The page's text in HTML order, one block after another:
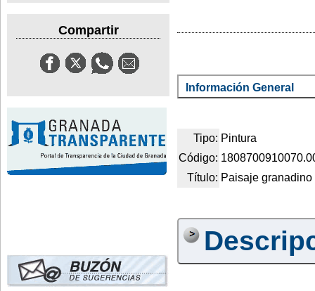
Compartir
Información General
Tipo: Pintura
Código:
Título: Paisaje granadino